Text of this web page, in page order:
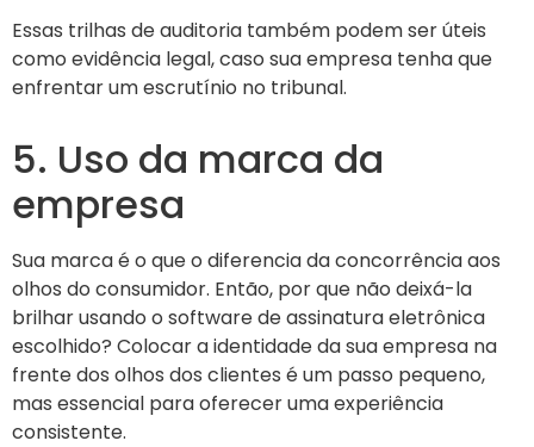
Essas trilhas de auditoria também podem ser úteis
como evidência legal, caso sua empresa tenha que
enfrentar um escrutínio no tribunal.
5. Uso da marca da
empresa
Sua marca é o que o diferencia da concorrência aos
olhos do consumidor. Então, por que não deixá-la
brilhar usando o software de assinatura eletrônica
escolhido? Colocar a identidade da sua empresa na
frente dos olhos dos clientes é um passo pequeno,
mas essencial para oferecer uma experiência
consistente.